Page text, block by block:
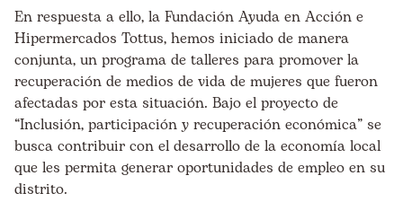
En respuesta a ello, la Fundación Ayuda en Acción e
Hipermercados Tottus, hemos iniciado de manera
conjunta, un programa de talleres para promover la
recuperación de medios de vida de mujeres que fueron
afectadas por esta situación. Bajo el proyecto de
“Inclusión, participación y recuperación económica” se
busca contribuir con el desarrollo de la economía local
que les permita generar oportunidades de empleo en su
distrito.